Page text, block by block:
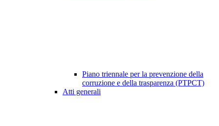
Piano triennale per la prevenzione della
corruzione e della trasparenza (PTPCT)
Atti generali